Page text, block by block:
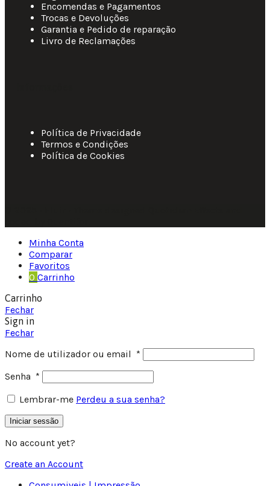
Encomendas e Pagamentos
Trocas e Devoluções
Garantia e Pedido de reparação
Livro de Reclamações
Política de Privacidade
Termos e Condições
Política de Cookies
Minha Conta
Comparar
Favoritos
0 Carrinho
Carrinho
Fechar
Sign in
Fechar
Nome de utilizador ou email *
Senha *
Lembrar-me Perdeu a sua senha?
Iniciar sessão
No account yet?
Create an Account